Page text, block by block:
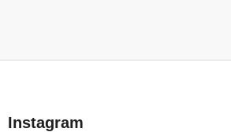
Instagram